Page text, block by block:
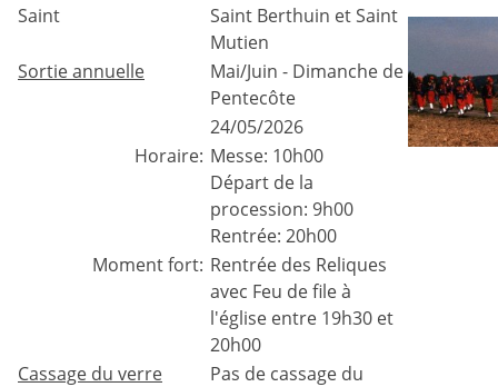
Saint
Saint Berthuin et Saint
Mutien
Sortie annuelle
Mai/Juin - Dimanche de
Pentecôte
24/05/2026
Horaire: Messe: 10h00
Départ de la
procession: 9h00
Rentrée: 20h00
Moment fort: Rentrée des Reliques
avec Feu de file à
l'église entre 19h30 et
20h00
Cassage du verre
Pas de cassage du